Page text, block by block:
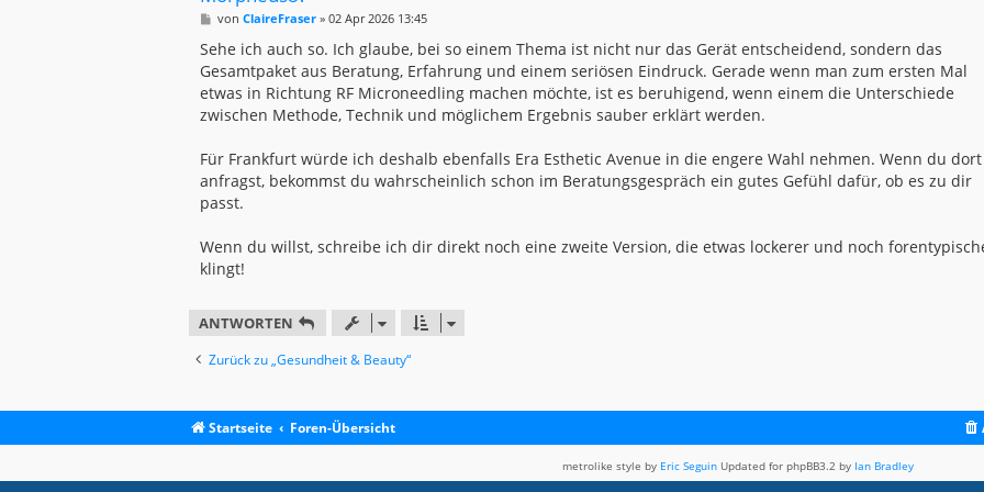
B
i
t
r
a
g
von ClaireFraser» 02 Apr 2026 13:45
Sehe ich auch so. Ich glaube, bei so einem Thema ist nicht nur das Gerät entscheidend, sondern das
Gesamtpaket aus Beratung, Erfahrung und einem seriösen Eindruck. Gerade wenn man zum ersten Mal
etwas in Richtung RF Microneedling machen möchte, ist es beruhigend, wenn einem die Unterschiede
zwischen Methode, Technik und möglichem Ergebnis sauber erklärt werden.
Für Frankfurt würde ich deshalb ebenfalls Era Esthetic Avenue in die engere Wahl nehmen. Wenn du dort
anfragst, bekommst du wahrscheinlich schon im Beratungsgespräch ein gutes Gefühl dafür, ob es zu dir
passt.
Wenn du willst, schreibe ich dir direkt noch eine zweite Version, die etwas lockerer und noch
klingt!
ANTWORTEN
Zurück zu „Gesundheit & Beauty“
Startseite Foren-Übersicht
metrolike style by Eric Seguin Updated for phpBB3.2 by Ian Bradley
Powered byphpBB® Forum Software © phpBB Limited